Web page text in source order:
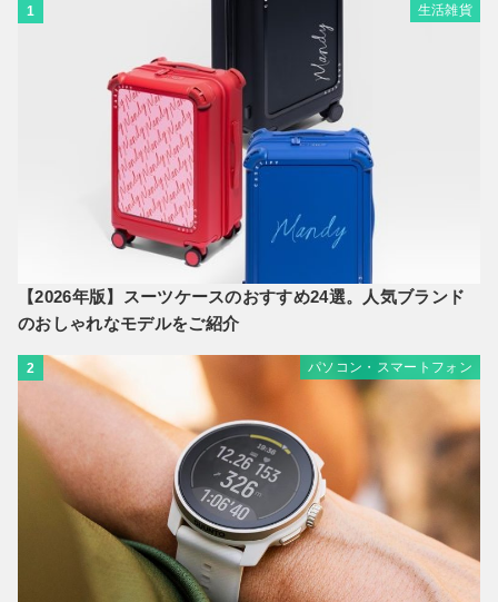
1 生活雑貨
【2026年版】スーツケースのおすすめ24選。人気ブランド
のおしゃれなモデルをご紹介
2 パソコン・スマートフォン